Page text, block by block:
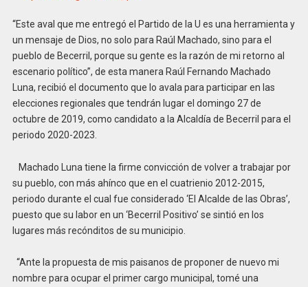
“Este aval que me entregó el Partido de la U es una herramienta y
un mensaje de Dios, no solo para Raúl Machado, sino para el
pueblo de Becerril, porque su gente es la razón de mi retorno al
escenario político”, de esta manera Raúl Fernando Machado
Luna, recibió el documento que lo avala para participar en las
elecciones regionales que tendrán lugar el domingo 27 de
octubre de 2019, como candidato a la Alcaldía de Becerril para el
periodo 2020-2023.
Machado Luna tiene la firme convicción de volver a trabajar por
su pueblo, con más ahínco que en el cuatrienio 2012-2015,
periodo durante el cual fue considerado ‘El Alcalde de las Obras’,
puesto que su labor en un ‘Becerril Positivo’ se sintió en los
lugares más recónditos de su municipio.
“Ante la propuesta de mis paisanos de proponer de nuevo mi
nombre para ocupar el primer cargo municipal, tomé una